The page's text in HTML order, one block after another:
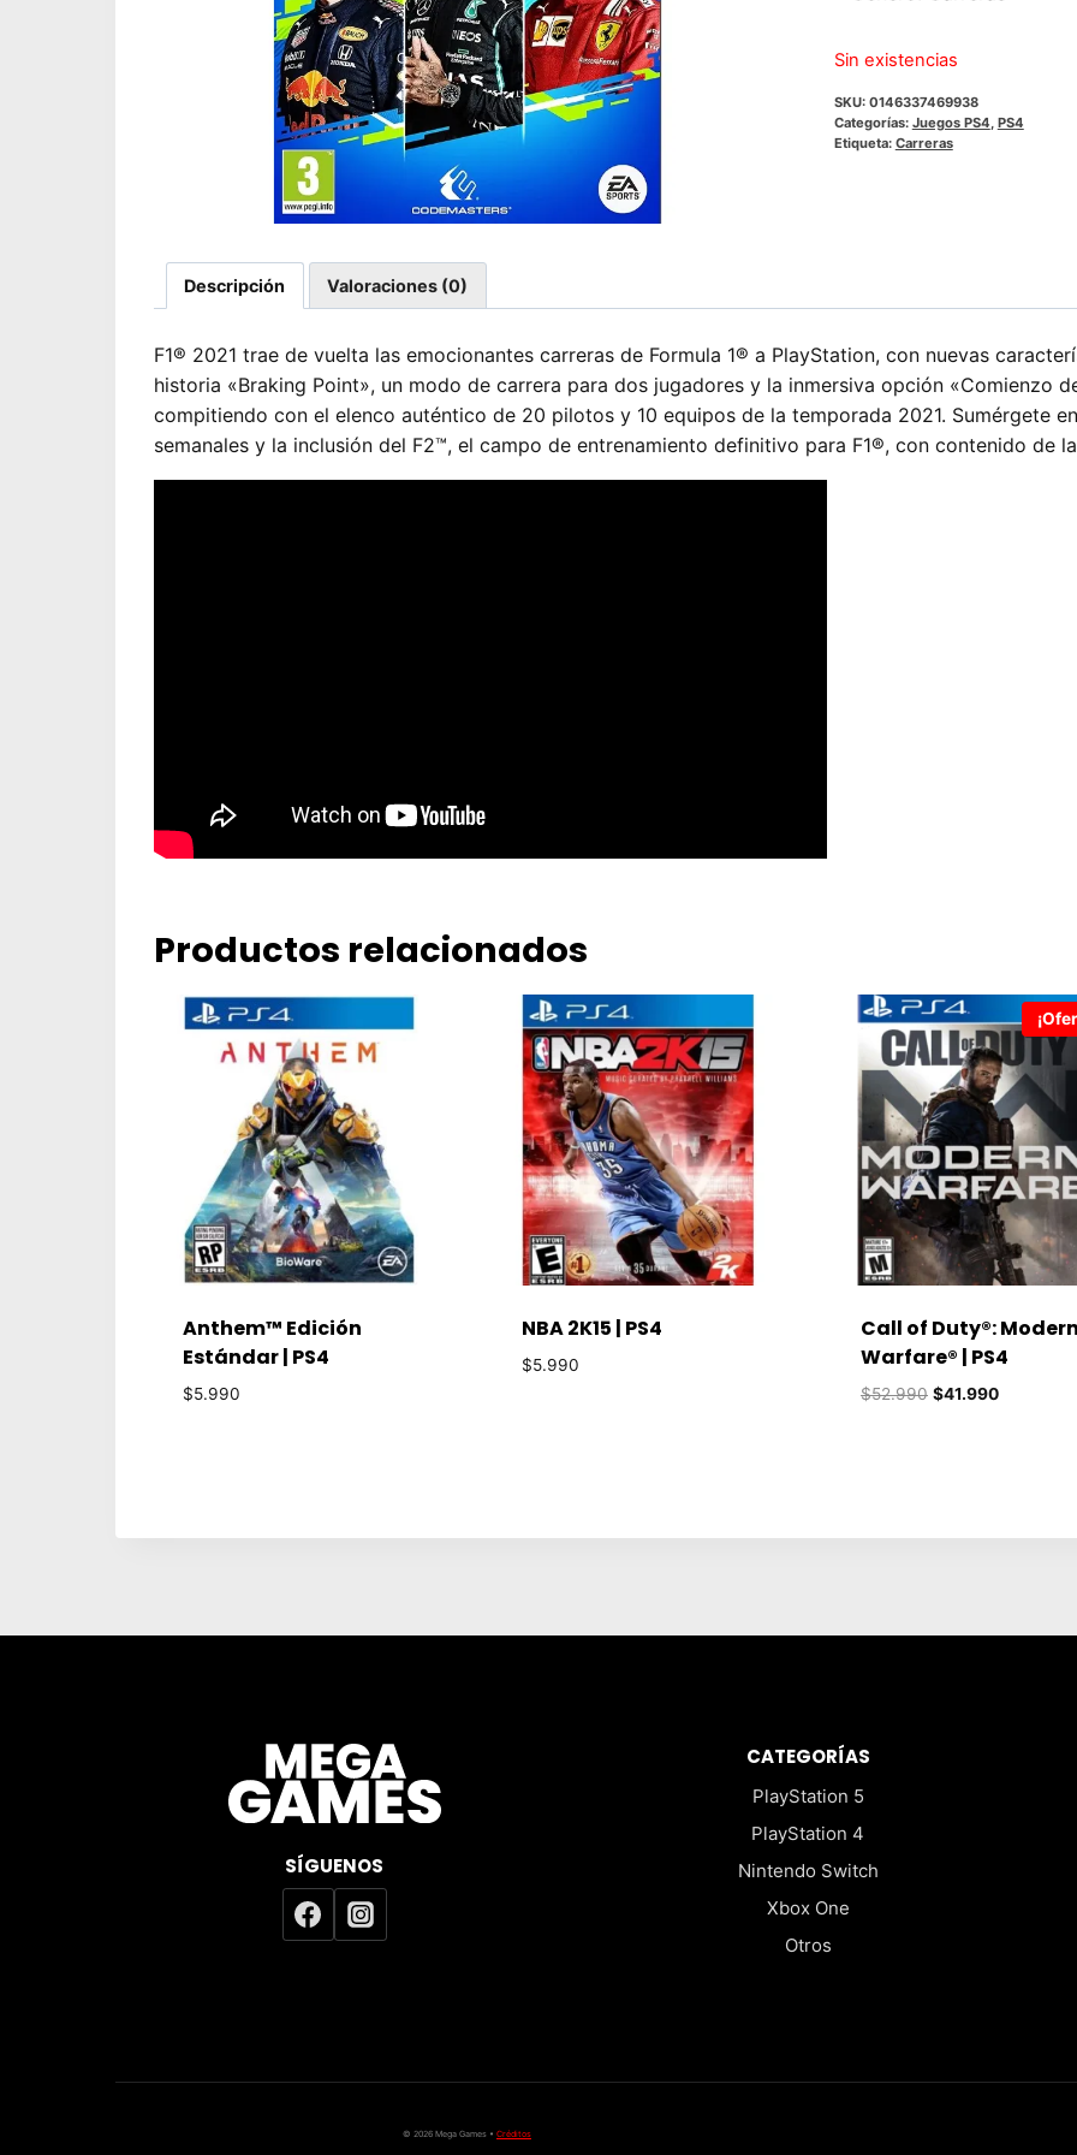
Sin existencias
SKU: 0146337469938
Categorías: Juegos PS4 PS4
Etiqueta: Carreras
Descripción Valoraciones (0)
F1® 2021 trae de vuelta las emocionantes carreras de Formula 1® a PlayStation, con nuevas
historia «Braking Point», un modo de carrera para dos jugadores y la inmersiva opción «Comienzo
compitiendo con el elenco auténtico de 20 pilotos y 10 equipos de la temporada 2021. Sumérgete
semanales y la inclusión del F2™, el campo de entrenamiento definitivo para F1®, con contenido de
Productos relacionados
Anthem™ Edición
Estándar | PS4
$5.990
NBA 2K15 | PS4
$5.990
Call of Duty®:
Warfare® | PS4
$52.990 El
$41.990El
SÍGUENOS
CATEGORÍAS
PlayStation 5
PlayStation 4
Nintendo Switch
Xbox One
Otros
© 2026 Mega Games • Créditos